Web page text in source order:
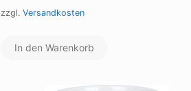
zzgl. Versandkosten
In den Warenkorb